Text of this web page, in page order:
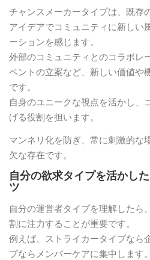
チャンスメーカータイプは、既存
アイデアでコミュニティに新しい
ーションを感じます。
外部のコミュニティとのコラボレ
ベントの立案など、新しい価値や
です。
自身のユニークな視点を活かし、
げる役割を担います。
マンネリ化を防ぎ、常に刺激的な
欠な存在です。
自分の欲求タイプを活かし
ツ
自分の運営者タイプを理解したら
割に注力することが重要です。
例えば、ストライカータイプなら
プならメンバーケアに集中します。